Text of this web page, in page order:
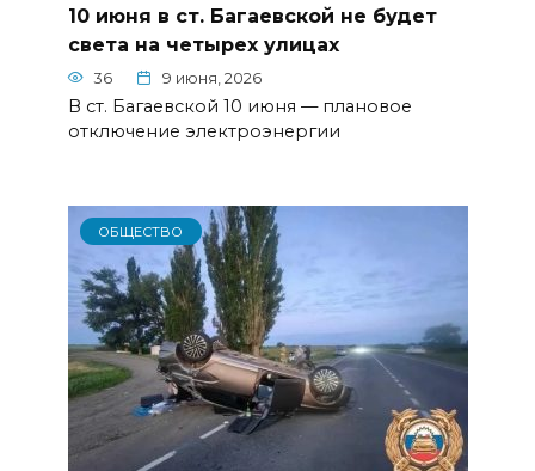
10 июня в ст. Багаевской не будет
света на четырех улицах
36 9 июня, 2026
В ст. Багаевской 10 июня — плановое
отключение электроэнергии
ОБЩЕСТВО